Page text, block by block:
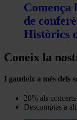
Comença
de
Històrics
Coneix la
I gaudeix a més dels
20% als
Descomptes a